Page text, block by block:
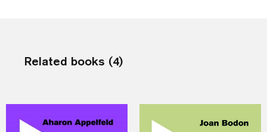
Related books (4)